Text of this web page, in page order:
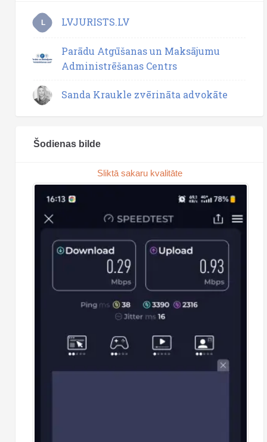
L LVJURISTS.LV
Parādu Atgūšanas un Maksājumu
Administrēšanas Centrs
Sanda Kraukle zvērināta advokāte
Šodienas bilde
Sliktā sakaru kvalitāte